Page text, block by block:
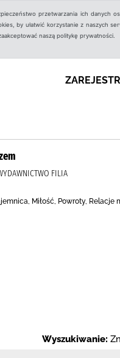
przetwarzania ich danych
by ułatwić korzystanie z naszych
naszą politykę prywatności.
FILIA
Miłość, Powroty,
Wyszukiwanie: